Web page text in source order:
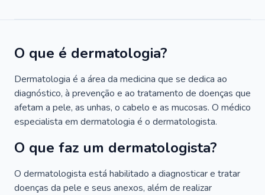
O que é dermatologia?
Dermatologia é a área da medicina que se dedica ao
diagnóstico, à prevenção e ao tratamento de doenças que
afetam a pele, as unhas, o cabelo e as mucosas. O médico
especialista em dermatologia é o dermatologista.
O que faz um dermatologista?
O dermatologista está habilitado a diagnosticar e tratar
doenças da pele e seus anexos, além de realizar